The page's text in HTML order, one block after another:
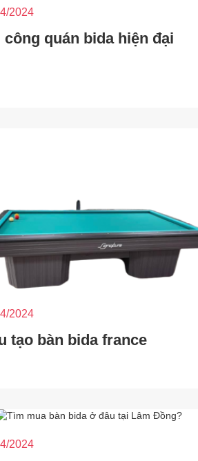
2024
công quán bida hiện đại
2024
tạo bàn bida france
2024